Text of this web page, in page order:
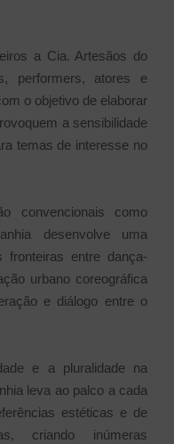
a Cia. Artesãos do
performers, atores e
o objetivo de elaborar
a sensibilidade
temas de interesse no
convencionais como
desenvolve uma
fronteiras entre dança-
urbano coreográfica
e diálogo entre o
e a pluralidade na
leva ao palco a cada
estéticas e de
criando inúmeras